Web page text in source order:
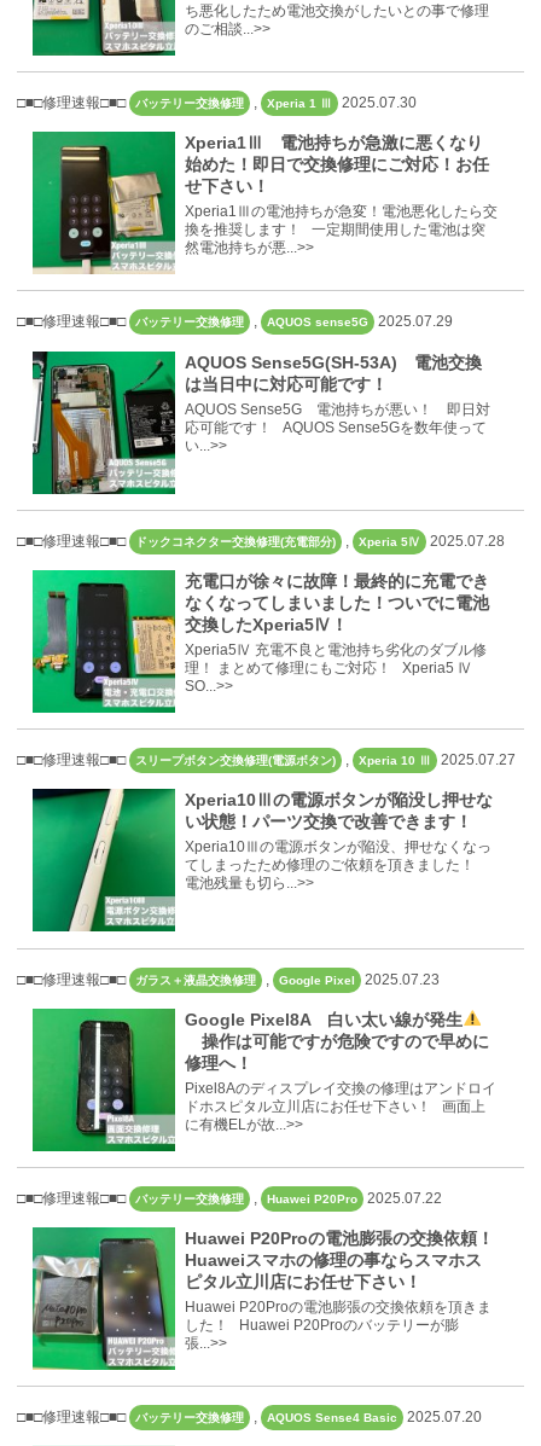
ち悪化したため電池交換がしたいとの事で修理
のご相談...>>
□■□修理速報□■□ バッテリー交換修理 , Xperia 1 Ⅲ 2025.07.30
Xperia1Ⅲ 電池持ちが急激に悪くなり
始めた！即日で交換修理にご対応！お任
せ下さい！
Xperia1Ⅲの電池持ちが急変！電池悪化したら交
換を推奨します！ 一定期間使用した電池は突
然電池持ちが悪...>>
□■□修理速報□■□ バッテリー交換修理 , AQUOS sense5G 2025.07.29
AQUOS Sense5G(SH-53A) 電池交換
は当日中に対応可能です！
AQUOS Sense5G 電池持ちが悪い！ 即日対
応可能です！ AQUOS Sense5Gを数年使って
い...>>
□■□修理速報□■□ ドックコネクター交換修理(充電部分) Xperia 5Ⅳ 2025.07.28
充電口が徐々に故障！最終的に充電でき
なくなってしまいました！ついでに電池
交換したXperia5Ⅳ！
Xperia5Ⅳ 充電不良と電池持ち劣化のダブル修
理！ まとめて修理にもご対応！ Xperia5 Ⅳ
SO...>>
□■□修理速報□■□ スリープボタン交換修理(電源ボタン) , Xperia 10 Ⅲ 2025.07.27
Xperia10Ⅲの電源ボタンが陥没し押せな
い状態！パーツ交換で改善できます！
Xperia10Ⅲの電源ボタンが陥没、押せなくなっ
てしまったため修理のご依頼を頂きました！
電池残量も切ら...>>
□■□修理速報□■□ ガラス＋液晶交換修理 Google Pixel 2025.07.23
Google Pixel8A 白い太い線が発生
操作は可能ですが危険ですので早めに
修理へ！
Pixel8Aのディスプレイ交換の修理はアンドロイ
ドホスピタル立川店にお任せ下さい！ 画面上
に有機ELが故...>>
□■□修理速報□■□ バッテリー交換修理 , Huawei P20Pro 2025.07.22
Huawei P20Proの電池膨張の交換依頼！
Huaweiスマホの修理の事ならスマホス
ピタル立川店にお任せ下さい！
Huawei P20Proの電池膨張の交換依頼を頂きま
した！ Huawei P20Proのバッテリーが膨
張...>>
□■□修理速報□■□ バッテリー交換修理 , AQUOS Sense4 Basic 2025.07.20